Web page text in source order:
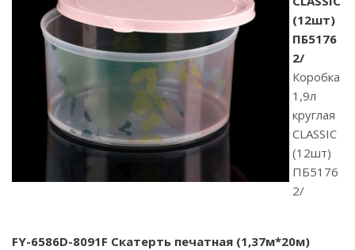
(12шт)
ПБ5176
2/
Коробка
1,9л
круглая
CLASSIC
(12шт)
ПБ5176
2/
FY-6586D-8091F Скатерть печатная (1,37м*20м)